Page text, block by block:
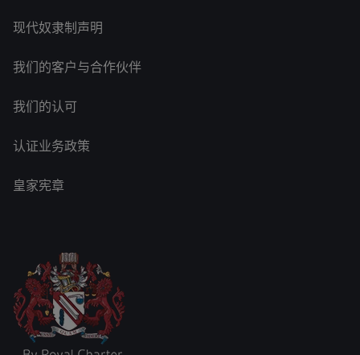
现代奴隶制声明
我们的客户与合作伙伴
我们的认可
认证业务政策
皇家宪章